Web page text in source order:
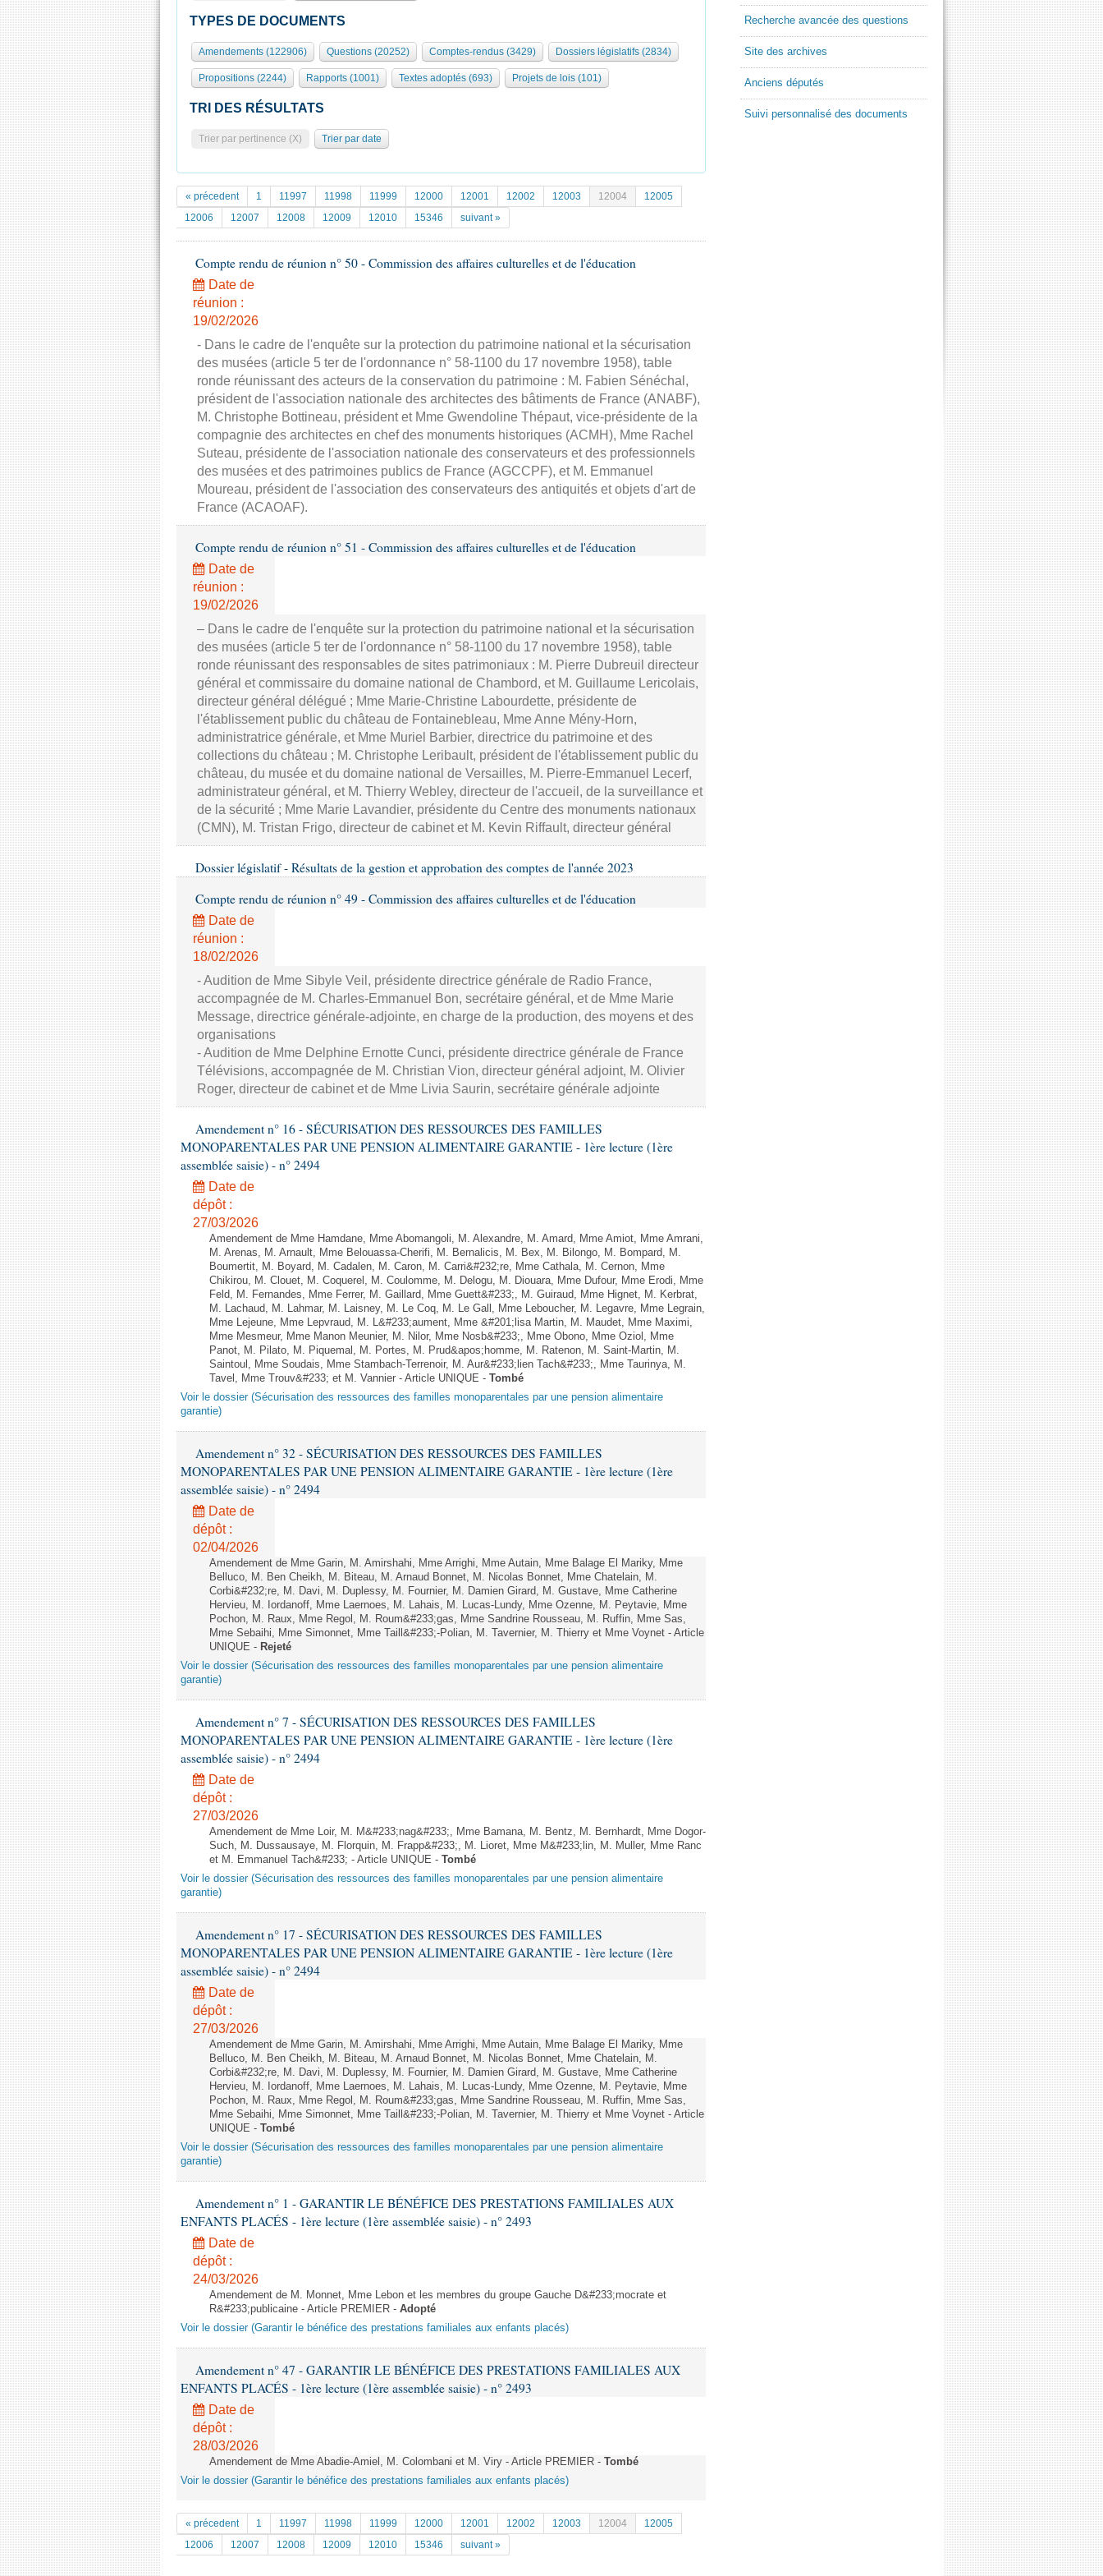
TYPES DE DOCUMENTS
Amendements (122906) Questions (20252) Comptes-rendus (3429) Dossiers législatifs (2834)
Propositions (2244) Rapports (1001) Textes adoptés (693) Projets de lois (101)
TRI DES RÉSULTATS
Trier par pertinence (X) Trier par date
« précedent 1 11997 11998 11999 12000 12001 12002 12003 12004
12005
12006
12007 12008 12009 12010 15346 suivant »
Compte rendu de réunion n° 50 - Commission des affaires culturelles et de l'éducation
Date de
réunion :
19/02/2026
- Dans le cadre de l'enquête sur la protection du patrimoine national et la sécurisation
des musées (article 5 ter de l'ordonnance n° 58-1100 du 17 novembre 1958), table
ronde réunissant des acteurs de la conservation du patrimoine : M. Fabien Sénéchal,
président de l'association nationale des architectes des bâtiments de France (ANABF),
M. Christophe Bottineau, président et Mme Gwendoline Thépaut, vice-présidente de la
compagnie des architectes en chef des monuments historiques (ACMH), Mme Rachel
Suteau, présidente de l'association nationale des conservateurs et des professionnels
des musées et des patrimoines publics de France (AGCCPF), et M. Emmanuel
Moureau, président de l'association des conservateurs des antiquités et objets d'art de
France (ACAOAF).
Compte rendu de réunion n° 51 - Commission des affaires culturelles et de l'éducation
Date de
réunion :
19/02/2026
– Dans le cadre de l'enquête sur la protection du patrimoine national et la sécurisation
des musées (article 5 ter de l'ordonnance n° 58-1100 du 17 novembre 1958), table
ronde réunissant des responsables de sites patrimoniaux : M. Pierre Dubreuil directeur
général et commissaire du domaine national de Chambord, et M. Guillaume Lericolais,
directeur général délégué ; Mme Marie-Christine Labourdette, présidente de
l'établissement public du château de Fontainebleau, Mme Anne Mény-Horn,
administratrice générale, et Mme Muriel Barbier, directrice du patrimoine et des
collections du château ; M. Christophe Leribault, président de l'établissement public du
château, du musée et du domaine national de Versailles, M. Pierre-Emmanuel Lecerf,
administrateur général, et M. Thierry Webley, directeur de l'accueil, de la surveillance et
de la sécurité ; Mme Marie Lavandier, présidente du Centre des monuments nationaux
(CMN), M. Tristan Frigo, directeur de cabinet et M. Kevin Riffault, directeur général
Dossier législatif - Résultats de la gestion et approbation des comptes de l'année 2023
Compte rendu de réunion n° 49 - Commission des affaires culturelles et de l'éducation
Date de
réunion :
18/02/2026
- Audition de Mme Sibyle Veil, présidente directrice générale de Radio France,
accompagnée de M. Charles-Emmanuel Bon, secrétaire général, et de Mme Marie
Message, directrice générale-adjointe, en charge de la production, des moyens et des
organisations
- Audition de Mme Delphine Ernotte Cunci, présidente directrice générale de France
Télévisions, accompagnée de M. Christian Vion, directeur général adjoint, M. Olivier
Roger, directeur de cabinet et de Mme Livia Saurin, secrétaire générale adjointe
Amendement n° 16 - SÉCURISATION DES RESSOURCES DES FAMILLES
MONOPARENTALES PAR UNE PENSION ALIMENTAIRE GARANTIE - 1ère lecture (1ère
assemblée saisie) - n° 2494
Date de
dépôt :
27/03/2026
Amendement de Mme Hamdane, Mme Abomangoli, M. Alexandre, M. Amard, Mme Amiot, Mme Amrani,
M. Arenas, M. Arnault, Mme Belouassa-Cherifi, M. Bernalicis, M. Bex, M. Bilongo, M. Bompard, M.
Boumertit, M. Boyard, M. Cadalen, M. Caron, M. Carri&#232;re, Mme Cathala, M. Cernon, Mme
Chikirou, M. Clouet, M. Coquerel, M. Coulomme, M. Delogu, M. Diouara, Mme Dufour, Mme Erodi, Mme
Feld, M. Fernandes, Mme Ferrer, M. Gaillard, Mme Guett&#233;, M. Guiraud, Mme Hignet, M. Kerbrat,
M. Lachaud, M. Lahmar, M. Laisney, M. Le Coq, M. Le Gall, Mme Leboucher, M. Legavre, Mme Legrain,
Mme Lejeune, Mme Lepvraud, M. L&#233;aument, Mme &#201;lisa Martin, M. Maudet, Mme Maximi,
Mme Mesmeur, Mme Manon Meunier, M. Nilor, Mme Nosb&#233;, Mme Obono, Mme Oziol, Mme
Panot, M. Pilato, M. Piquemal, M. Portes, M. Prud&apos;homme, M. Ratenon, M. Saint-Martin, M.
Saintoul, Mme Soudais, Mme Stambach-Terrenoir, M. Aur&#233;lien Tach&#233;, Mme Taurinya, M.
Tavel, Mme Trouv&#233; et M. Vannier - Article UNIQUE - Tombé
Voir le dossier (Sécurisation des ressources des familles monoparentales par une pension alimentaire
garantie)
Amendement n° 32 - SÉCURISATION DES RESSOURCES DES FAMILLES
MONOPARENTALES PAR UNE PENSION ALIMENTAIRE GARANTIE - 1ère lecture (1ère
assemblée saisie) - n° 2494
Date de
dépôt :
02/04/2026
Amendement de Mme Garin, M. Amirshahi, Mme Arrighi, Mme Autain, Mme Balage El Mariky, Mme
Belluco, M. Ben Cheikh, M. Biteau, M. Arnaud Bonnet, M. Nicolas Bonnet, Mme Chatelain, M.
Corbi&#232;re, M. Davi, M. Duplessy, M. Fournier, M. Damien Girard, M. Gustave, Mme Catherine
Hervieu, M. Iordanoff, Mme Laernoes, M. Lahais, M. Lucas-Lundy, Mme Ozenne, M. Peytavie, Mme
Pochon, M. Raux, Mme Regol, M. Roum&#233;gas, Mme Sandrine Rousseau, M. Ruffin, Mme Sas,
Mme Sebaihi, Mme Simonnet, Mme Taill&#233;-Polian, M. Tavernier, M. Thierry et Mme Voynet - Article
UNIQUE - Rejeté
Voir le dossier (Sécurisation des ressources des familles monoparentales par une pension alimentaire
garantie)
Amendement n° 7 - SÉCURISATION DES RESSOURCES DES FAMILLES
MONOPARENTALES PAR UNE PENSION ALIMENTAIRE GARANTIE - 1ère lecture (1ère
assemblée saisie) - n° 2494
Date de
dépôt :
27/03/2026
Amendement de Mme Loir, M. M&#233;nag&#233;, Mme Bamana, M. Bentz, M. Bernhardt, Mme Dogor-
Such, M. Dussausaye, M. Florquin, M. Frapp&#233;, M. Lioret, Mme M&#233;lin, M. Muller, Mme Ranc
et M. Emmanuel Tach&#233; - Article UNIQUE - Tombé
Voir le dossier (Sécurisation des ressources des familles monoparentales par une pension alimentaire
garantie)
Amendement n° 17 - SÉCURISATION DES RESSOURCES DES FAMILLES
MONOPARENTALES PAR UNE PENSION ALIMENTAIRE GARANTIE - 1ère lecture (1ère
assemblée saisie) - n° 2494
Date de
dépôt :
27/03/2026
Amendement de Mme Garin, M. Amirshahi, Mme Arrighi, Mme Autain, Mme Balage El Mariky, Mme
Belluco, M. Ben Cheikh, M. Biteau, M. Arnaud Bonnet, M. Nicolas Bonnet, Mme Chatelain, M.
Corbi&#232;re, M. Davi, M. Duplessy, M. Fournier, M. Damien Girard, M. Gustave, Mme Catherine
Hervieu, M. Iordanoff, Mme Laernoes, M. Lahais, M. Lucas-Lundy, Mme Ozenne, M. Peytavie, Mme
Pochon, M. Raux, Mme Regol, M. Roum&#233;gas, Mme Sandrine Rousseau, M. Ruffin, Mme Sas,
Mme Sebaihi, Mme Simonnet, Mme Taill&#233;-Polian, M. Tavernier, M. Thierry et Mme Voynet - Article
UNIQUE - Tombé
Voir le dossier (Sécurisation des ressources des familles monoparentales par une pension alimentaire
garantie)
Amendement n° 1 - GARANTIR LE BÉNÉFICE DES PRESTATIONS FAMILIALES AUX
ENFANTS PLACÉS - 1ère lecture (1ère assemblée saisie) - n° 2493
Date de
dépôt :
24/03/2026
Amendement de M. Monnet, Mme Lebon et les membres du groupe Gauche D&#233;mocrate et
R&#233;publicaine - Article PREMIER - Adopté
Voir le dossier (Garantir le bénéfice des prestations familiales aux enfants placés)
Amendement n° 47 - GARANTIR LE BÉNÉFICE DES PRESTATIONS FAMILIALES AUX
ENFANTS PLACÉS - 1ère lecture (1ère assemblée saisie) - n° 2493
Date de
dépôt :
28/03/2026
Amendement de Mme Abadie-Amiel, M. Colombani et M. Viry - Article PREMIER - Tombé
Voir le dossier (Garantir le bénéfice des prestations familiales aux enfants placés)
« précedent 1 11997 11998 11999 12000 12001 12002 12003 12004
12005
12006
12007 12008 12009 12010 15346 suivant »
Recherche avancée des questions
Site des archives
Anciens députés
Suivi personnalisé des documents